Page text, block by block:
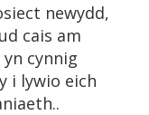
newydd,
cais am
cynnig
i lywio eich